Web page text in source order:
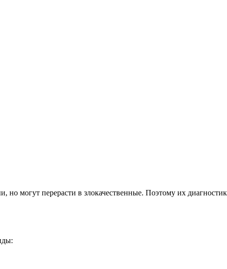
но могут перерасти в злокачественные. Поэтому их